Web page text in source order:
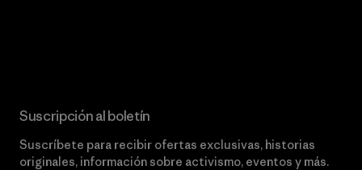
Suscripción al boletín
Suscríbete para recibir ofertas exclusivas, historias
originales, información sobre activismo, eventos y más.